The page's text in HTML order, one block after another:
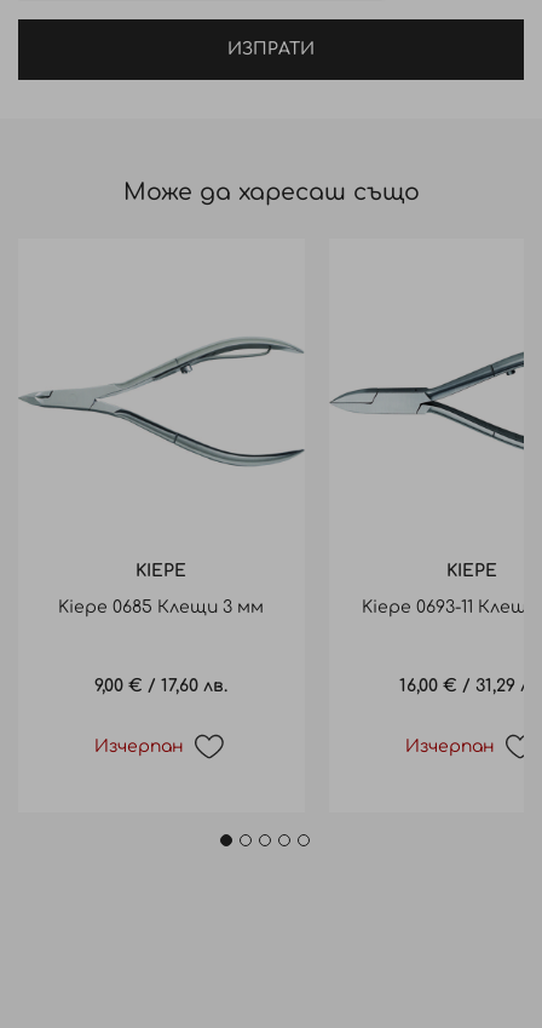
ИЗПРАТИ
Може да харесаш също
KIEPE
Kiepe 0685 Клещи 3 мм
9,00 € /17,60 лв.
Изчерпан
KIEPE
Kiepe 0693-11 Клещи
16,00 € / 31,29
Изчерпан